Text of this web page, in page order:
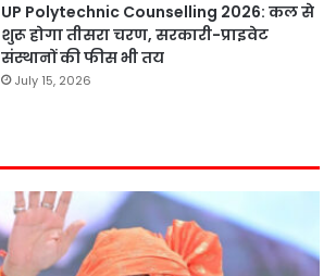
UP Polytechnic Counselling 2026: कल से
शुरू होगा तीसरा चरण, सरकारी-प्राइवेट
संस्थानों की फीस भी तय
July 15, 2026